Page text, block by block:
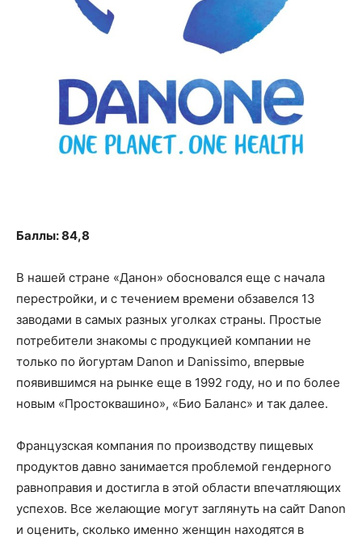
Баллы: 84,8
В нашей стране «Данон» обосновался еще с начала
перестройки, и с течением времени обзавелся 13
заводами в самых разных уголках страны. Простые
потребители знакомы с продукцией компании не
только по йогуртам Danon и Danissimo, впервые
появившимся на рынке еще в 1992 году, но и по более
новым «Простоквашино», «Био Баланс» и так далее.
Французская компания по производству пищевых
продуктов давно занимается проблемой гендерного
равноправия и достигла в этой области впечатляющих
успехов. Все желающие могут заглянуть на сайт Danon
и оценить, сколько именно женщин находятся в